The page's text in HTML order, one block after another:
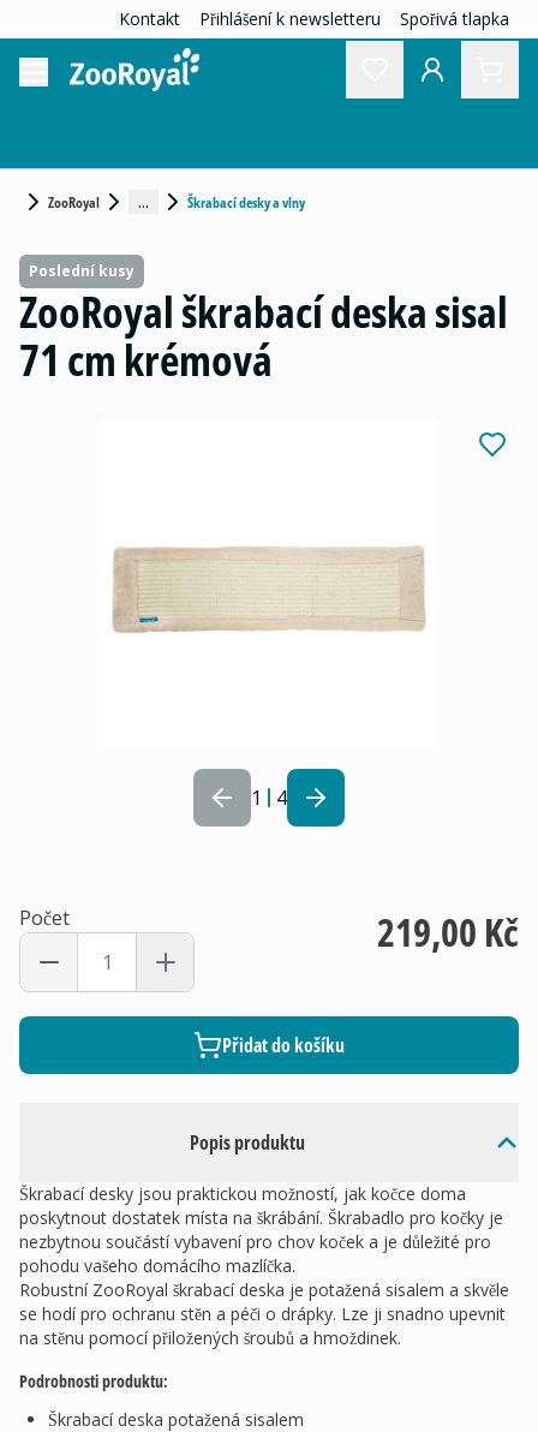
Kontakt Přihlášení k newsletteru Spořivá tlapka
ZooRoyal ... Škrabací desky a vlny
1 4
Popis produktu
Škrabací desky jsou praktickou možností, jak kočce doma
poskytnout dostatek místa na škrábání. Škrabadlo pro kočky je
nezbytnou součástí vybavení pro chov koček a je důležité pro
pohodu vašeho domácího mazlíčka.
Robustní ZooRoyal škrabací deska je potažená sisalem a skvěle
se hodí pro ochranu stěn a péči o drápky. Lze ji snadno upevnit
na stěnu pomocí přiložených šroubů a hmoždinek.
Podrobnosti produktu:
Škrabací deska potažená sisalem
Poslední kusy
ZooRoyal škrabací deska sisal
71 cm krémová
Počet 219,00 Kč
Přidat do košíku